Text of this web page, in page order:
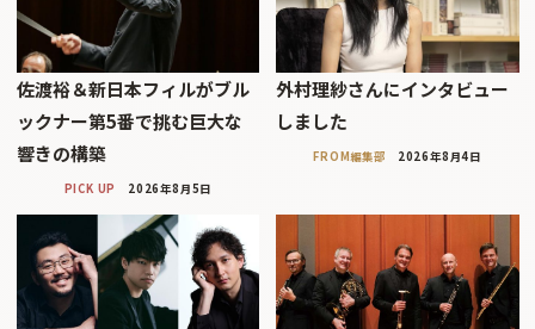
佐渡裕＆新日本フィルがブル
ックナー第5番で挑む巨大な
響きの構築
PICK UP 2026年8月5日
外村理紗さんにインタビュー
しました
FROM編集部 2026年8月4日